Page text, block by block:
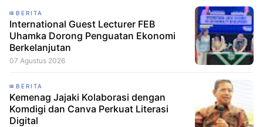
BERITA
International Guest Lecturer FEB
Uhamka Dorong Penguatan Ekonomi
Berkelanjutan
07 Agustus 2026
BERITA
Kemenag Jajaki Kolaborasi dengan
Komdigi dan Canva Perkuat Literasi
Digital